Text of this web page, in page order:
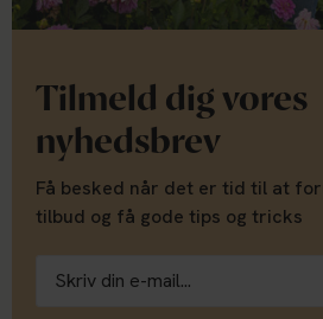
Tilmeld dig vores
nyhedsbrev
Få besked når det er tid til at
tilbud og få gode tips og tricks